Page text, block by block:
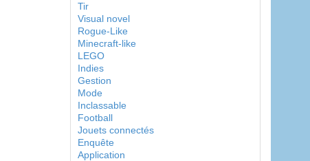
Tir
Visual novel
Rogue-Like
Minecraft-like
LEGO
Indies
Gestion
Mode
Inclassable
Football
Jouets connectés
Enquête
Application